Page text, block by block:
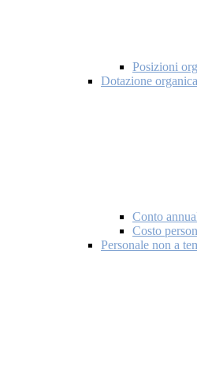
Posizioni
Dotazione organica
Conto
Costo
Personale non a